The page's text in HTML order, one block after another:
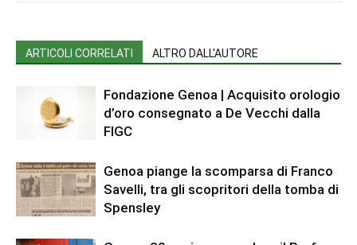
ARTICOLI CORRELATI ALTRO DALL'AUTORE
Fondazione Genoa | Acquisito orologio
d’oro consegnato a De Vecchi dalla
FIGC
Genoa piange la scomparsa di Franco
Savelli, tra gli scopritori della tomba di
Spensley